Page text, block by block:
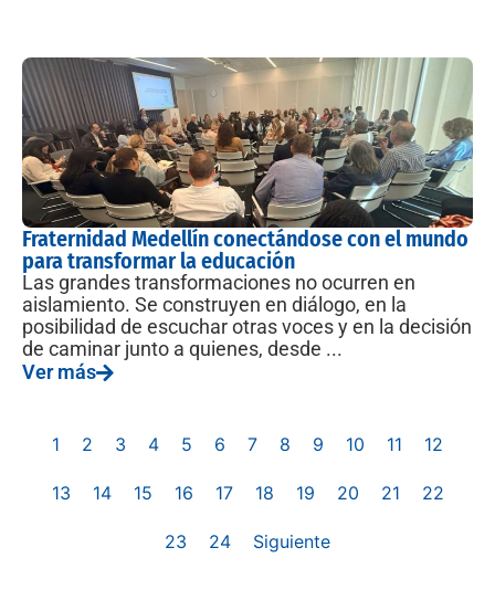
Fraternidad Medellín conectándose con el mundo
para transformar la educación
Las grandes transformaciones no ocurren en
aislamiento. Se construyen en diálogo, en la
posibilidad de escuchar otras voces y en la decisión
de caminar junto a quienes, desde ...
Ver más
1 2 3 4 5 6 7 8 9 10 11 12
13 14 15 16 17 18 19 20 21 22
23 24 Siguiente